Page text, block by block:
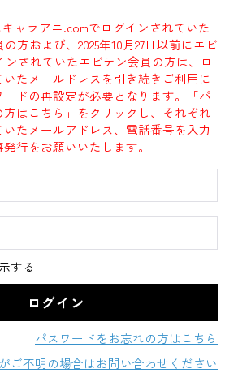
ャラアニ.comでログインされていた
方および、2025年10月27日以前にエビ
されていたエビテン会員の方は、ロ
たメールドレスを引き続きご利用に
ドの再設定が必要となります。「パ
はこちら」をクリックし、それぞれ
たメールアドレス、電話番号を入力
行をお願いいたします。
する
パスワードをお忘れの方はこちら
ご不明の場合はお問い合わせください